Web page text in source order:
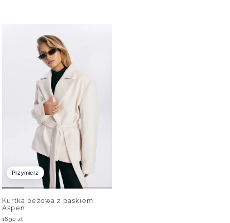
Przymierz
Kurtka beżowa z paskiem
Aspen
1690zł